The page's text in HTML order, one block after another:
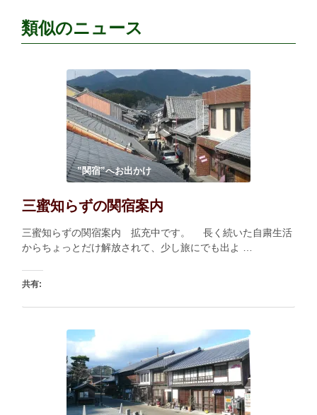
類似のニュース
”関宿”へお出かけ
三蜜知らずの関宿案内
三蜜知らずの関宿案内 拡充中です。 長く続いた自粛生活
からちょっとだけ解放されて、少し旅にでも出よ …
共有:
印刷
読み込み中…